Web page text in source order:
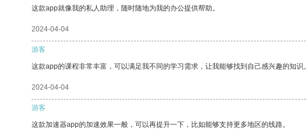
这款app就像我的私人助理，随时随地为我的办公提供帮助。
2024-04-04
游客
这款app的课程非常丰富，可以满足我不同的学习需求，让我能够找到自己感兴趣的知识。
2024-04-04
游客
这款加速器app的加速效果一般，可以再提升一下，比如能够支持更多地区的线路。